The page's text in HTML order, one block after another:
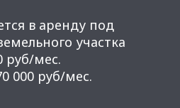
в аренду под
участка
руб/мес.
000 руб/мес.